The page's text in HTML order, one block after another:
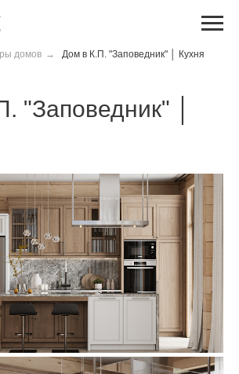
домов → Дом в К.П. "Заповедник" │ Кухня
"Заповедник" │